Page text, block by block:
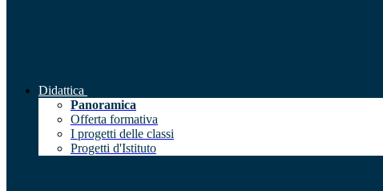
Didattica
Panoramica
Offerta formativa
I progetti delle classi
Progetti d'Istituto